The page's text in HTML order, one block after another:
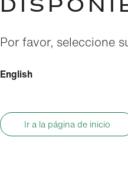
Por favor, seleccione
English
Ir a la página de inicio